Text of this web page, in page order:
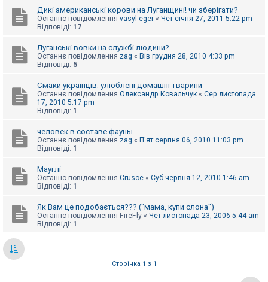
г
Дикі американські корови на Луганщині! чи зберігати?
Останнє повідомлення vasyl eger « Чет січня 27, 2011 5:22 pm
Відповіді: 17
Луганські вовки на службі людини?
Останнє повідомлення zag « Вів грудня 28, 2010 4:33 pm
Відповіді: 5
Смаки українців: улюблені домашні тварини
Останнє повідомлення Олександр Ковальчук « Сер листопада
17, 2010 5:17 pm
Відповіді: 1
человек в составе фауны
Останнє повідомлення zag « П'ят серпня 06, 2010 11:03 pm
Відповіді: 1
Мауглі
Останнє повідомлення Crusoe « Суб червня 12, 2010 1:46 am
Відповіді: 1
Як Вам це подобається??? ("мама, купи слона")
Останнє повідомлення FireFly « Чет листопада 23, 2006 5:44 am
Відповіді: 1
Сторінка 1 з 1